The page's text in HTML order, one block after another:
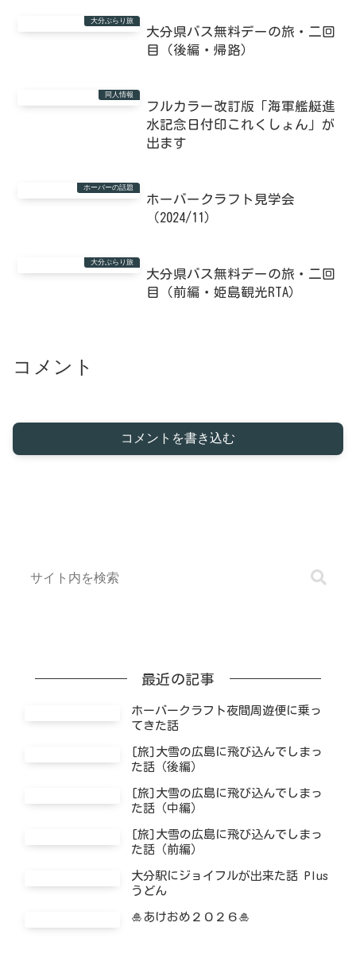
大分ぶらり旅
大分県バス無料デーの旅・二回
目（後編・帰路）
同人情報
フルカラー改訂版「海軍艦艇進
水記念日付印これくしょん」が
出ます
ホーバーの話題
ホーバークラフト見学会
（2024/11）
大分ぶらり旅
大分県バス無料デーの旅・二回
目（前編・姫島観光RTA）
コメント
コメントを書き込む
最近の記事
ホーバークラフト夜間周遊便に乗っ
てきた話
[旅]大雪の広島に飛び込んでしまっ
た話（後編）
[旅]大雪の広島に飛び込んでしまっ
た話（中編）
[旅]大雪の広島に飛び込んでしまっ
た話（前編）
大分駅にジョイフルが出来た話 Plus
うどん
🎍あけおめ２０２６🎍